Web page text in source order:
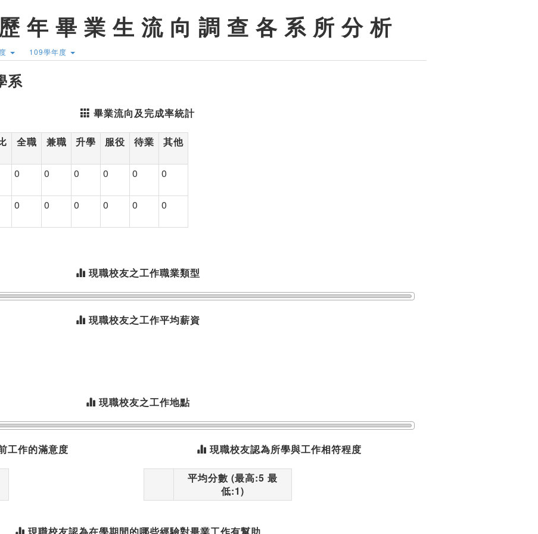
年 畢 業 生 流 向 調 查 各 系 所 分 析
109學年度
系
畢業流向及完成率統計
全職 兼職 升學 服役 待業 其他
0 0 0 0 0 0
0 0 0 0 0 0
現職校友之工作職業類型
現職校友之工作平均薪資
現職校友之工作地點
工作的滿意度 現職校友認為所學與工作相符程度
平均分數 (最高:5 最
低:1)
現職校友認為在學期間的哪些經驗對畢業工作有幫助